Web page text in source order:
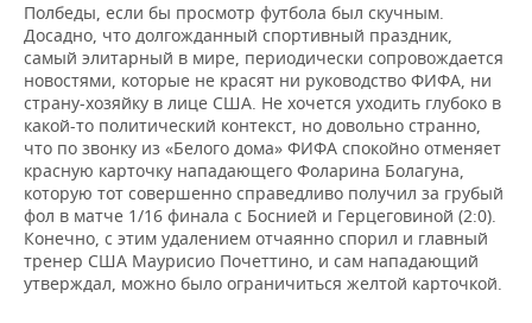
Полбеды, если бы просмотр футбола был скучным.
Досадно, что долгожданный спортивный праздник,
самый элитарный в мире, периодически сопровождается
новостями, которые не красят ни руководство ФИФА, ни
страну-хозяйку в лице США. Не хочется уходить глубоко в
какой-то политический контекст, но довольно странно,
что по звонку из «Белого дома» ФИФА спокойно отменяет
красную карточку нападающего Фоларина Болагуна,
которую тот совершенно справедливо получил за грубый
фол в матче 1/16 финала с Боснией и Герцеговиной (2:0).
Конечно, с этим удалением отчаянно спорил и главный
тренер США Маурисио Почеттино, и сам нападающий
утверждал, можно было ограничиться желтой карточкой.